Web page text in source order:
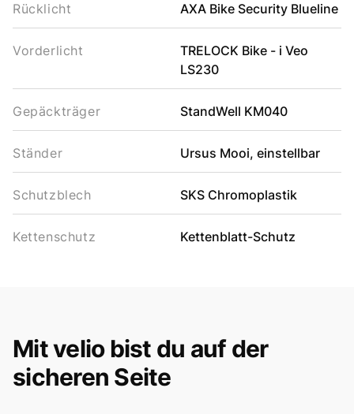
Rücklicht AXA Bike Security Blueline
Vorderlicht
TRELOCK Bike - i Veo
LS230
Gepäckträger StandWell KM040
Ständer Ursus Mooi, einstellbar
Schutzblech SKS Chromoplastik
Kettenschutz Kettenblatt-Schutz
Mit velio bist du auf der
sicheren Seite